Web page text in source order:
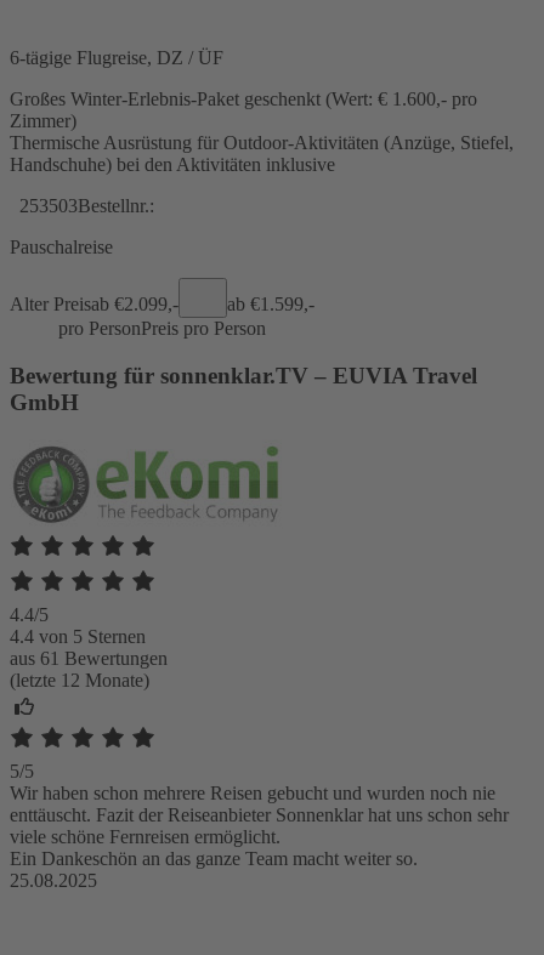
6-tägige Flugreise, DZ / ÜF
Großes Winter-Erlebnis-Paket geschenkt (Wert: € 1.600,- pro
Zimmer)
Thermische Ausrüstung für Outdoor-Aktivitäten (Anzüge, Stiefel,
Handschuhe) bei den Aktivitäten inklusive
253503Bestellnr.:
Pauschalreise
Alter Preisab €2.099,- ab €1.599,-
pro PersonPreis pro Person
Bewertung für sonnenklar.TV – EUVIA Travel
GmbH
4.4/5
4.4 von 5 Sternen
aus 61 Bewertungen
(letzte 12 Monate)
5/5
Wir haben schon mehrere Reisen gebucht und wurden noch nie
enttäuscht. Fazit der Reiseanbieter Sonnenklar hat uns schon sehr
viele schöne Fernreisen ermöglicht.
Ein Dankeschön an das ganze Team macht weiter so.
25.08.2025